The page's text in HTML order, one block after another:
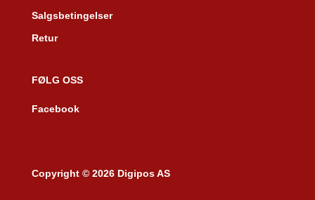
Salgsbetingelser
Retur
FØLG OSS
Facebook
Copyright © 2026 Digipos AS